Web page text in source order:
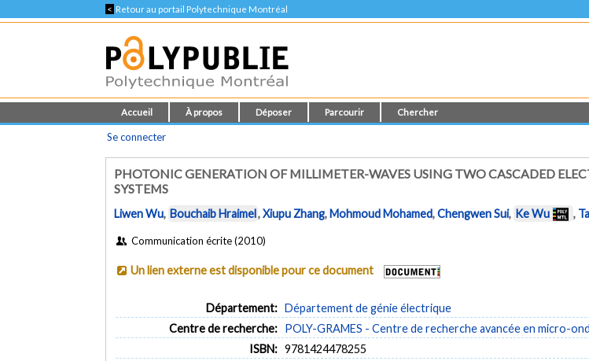
< Retour au portail Polytechnique Montréal
Accueil À propos Déposer Parcourir Chercher
Se connecter
PHOTONIC GENERATION OF MILLIMETER-WAVES USING TWO CASCADED
SYSTEMS
Liwen Wu, Bouchaib Hraimel,Xiupu Zhang,Mohmoud Mohamed,Chengwen Sui, Ke Wu ,
Communication écrite (2010)
Un lien externe est disponible pour ce document
Département: Département de génie électrique
Centre de recherche: POLY-GRAMES - Centre de recherche avancée en micro-
ISBN: 9781424478255